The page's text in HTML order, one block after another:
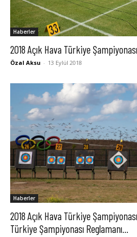
Haberler
2018 Açık Hava Türkiye
Özal Aksu - 13 Eylül 2018
Haberler
2018 Açık Hava Türkiye
Türkiye Şampiyonası Reglamanı...